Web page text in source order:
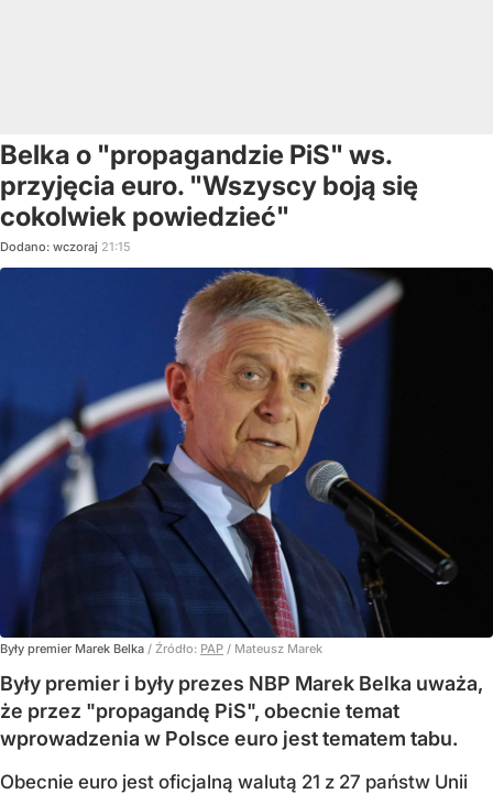
Belka o "propagandzie PiS" ws.
przyjęcia euro. "Wszyscy boją się
cokolwiek powiedzieć"
Dodano: wczoraj 21:15
Były premier Marek Belka / Źródło: PAP / Mateusz Marek
Były premier i były prezes NBP Marek Belka uważa,
że przez "propagandę PiS", obecnie temat
wprowadzenia w Polsce euro jest tematem tabu.
Obecnie euro jest oficjalną walutą 21 z 27 państw Unii